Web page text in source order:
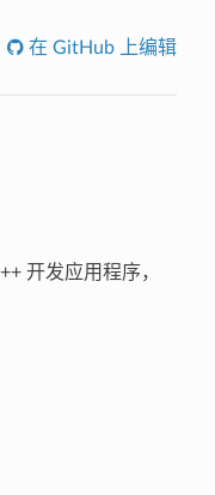
在 GitHub 上编辑
开发应用程序，